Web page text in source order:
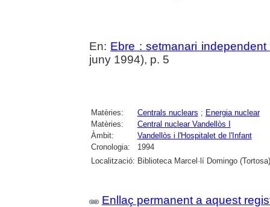
En: Ebre : setmanari
juny 1994), p. 5
Matèries: Centrals nuclears ; Energia nuclear
Matèries:
Central nuclear Vandellòs I
Àmbit:
Vandellòs i l'Hospitalet de l'Infant
Cronologia:
1994
Localització: Biblioteca Marcel·lí Domingo (Tortosa)
Enllaç permanent a aquest